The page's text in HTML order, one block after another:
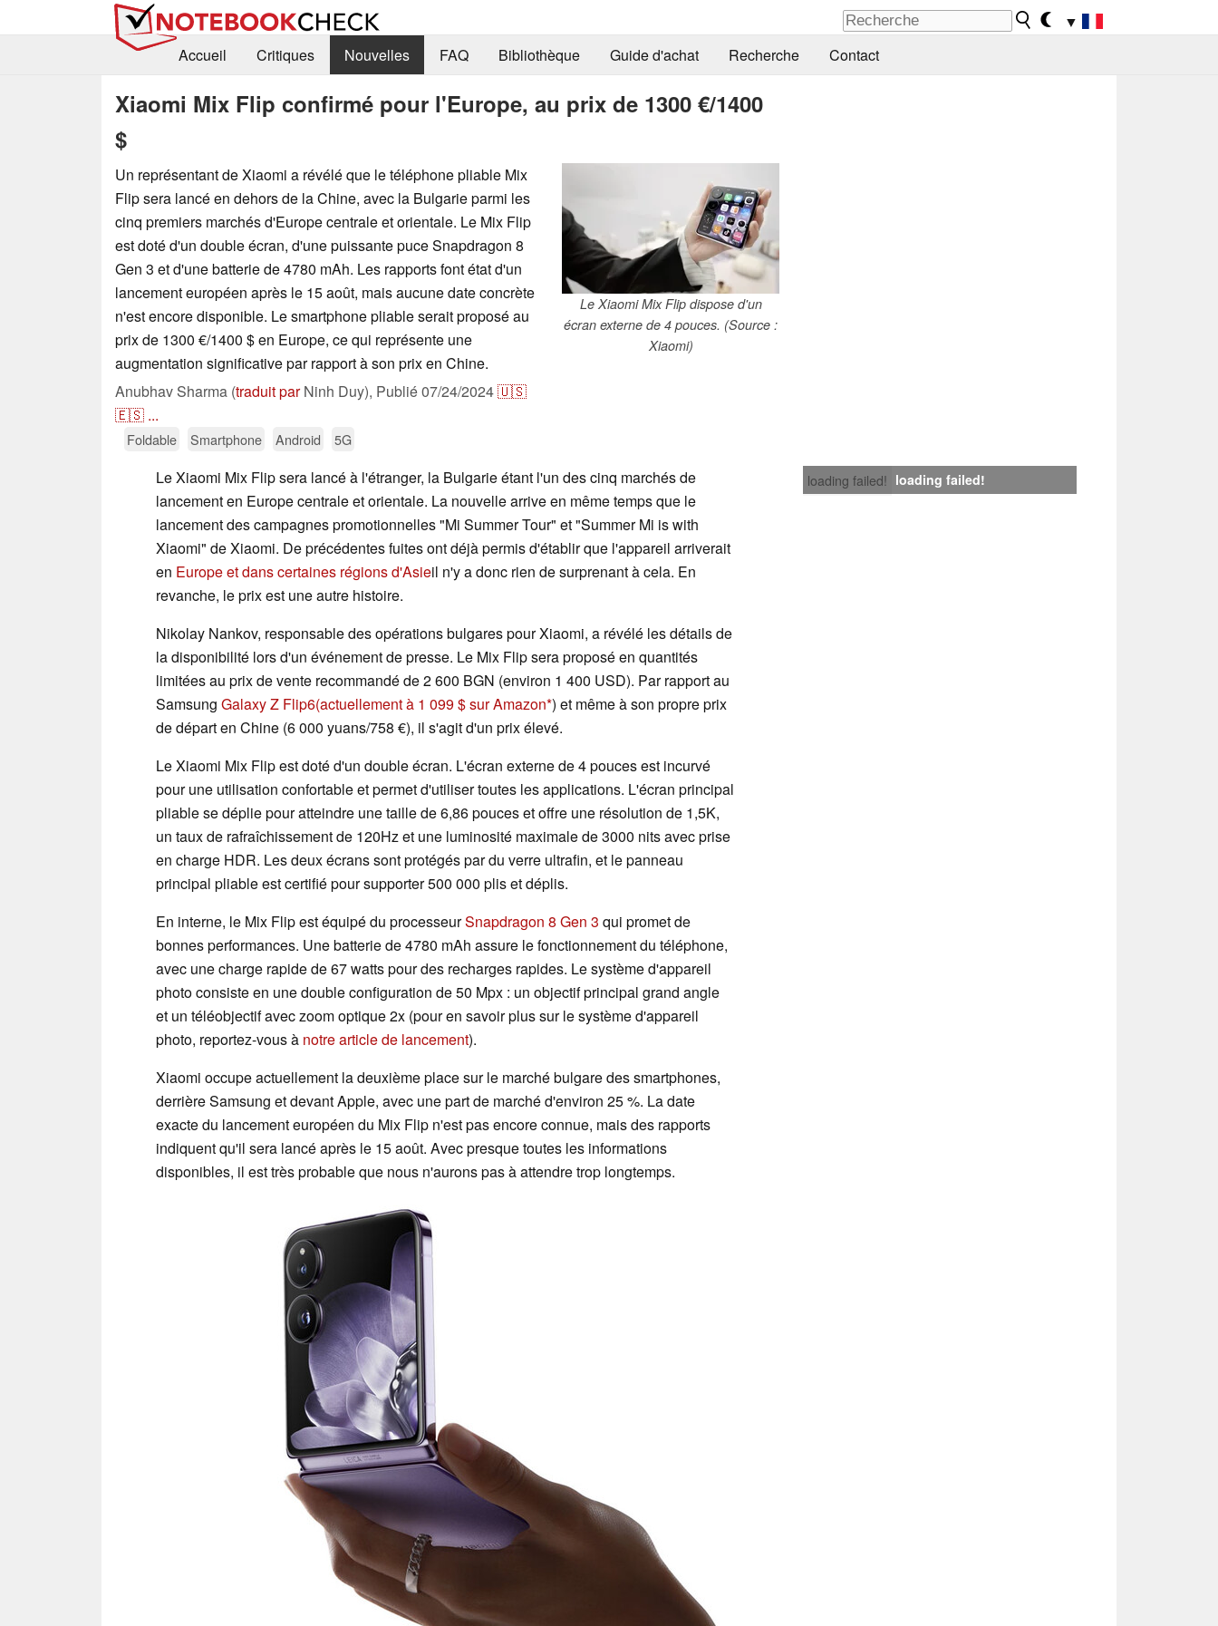
▼
Accueil
Critiques Nouvelles FAQ Bibliothèque Guide d'achat Recherche Contact
Xiaomi Mix Flip confirmé pour l'Europe, au prix de 1300 €/1400
$
Le Xiaomi Mix Flip dispose d'un
écran externe de 4 pouces. (Source :
Xiaomi)
Un représentant de Xiaomi a révélé que le téléphone pliable Mix
Flip sera lancé en dehors de la Chine, avec la Bulgarie parmi les
cinq premiers marchés d'Europe centrale et orientale. Le Mix Flip
est doté d'un double écran, d'une puissante puce Snapdragon 8
Gen 3 et d'une batterie de 4780 mAh. Les rapports font état d'un
lancement européen après le 15 août, mais aucune date concrète
n'est encore disponible. Le smartphone pliable serait proposé au
prix de 1300 €/1400 $ en Europe, ce qui représente une
augmentation significative par rapport à son prix en Chine.
Anubhav Sharma (traduit parNinh Duy), Publié07/24/2024🇺🇸
🇪🇸 ...
Foldable Smartphone Android 5G
loading failed! loading failed!
Le Xiaomi Mix Flip sera lancé à l'étranger, la Bulgarie étant l'un des cinq marchés de
lancement en Europe centrale et orientale. La nouvelle arrive en même temps que le
lancement des campagnes promotionnelles "Mi Summer Tour" et "Summer Mi is with
Xiaomi" de Xiaomi. De précédentes fuites ont déjà permis d'établir que l'appareil arriverait
en Europe et dans certaines régions d'Asieil n'y a donc rien de surprenant à cela. En
revanche, le prix est une autre histoire.
Nikolay Nankov, responsable des opérations bulgares pour Xiaomi, a révélé les détails de
la disponibilité lors d'un événement de presse. Le Mix Flip sera proposé en quantités
limitées au prix de vente recommandé de 2 600 BGN (environ 1 400 USD). Par rapport au
Samsung Galaxy Z Flip6(actuellement à 1 099 $ sur Amazon ) et même à son propre prix
de départ en Chine (6 000 yuans/758 €), il s'agit d'un prix élevé.
Le Xiaomi Mix Flip est doté d'un double écran. L'écran externe de 4 pouces est incurvé
pour une utilisation confortable et permet d'utiliser toutes les applications. L'écran principal
pliable se déplie pour atteindre une taille de 6,86 pouces et offre une résolution de 1,5K,
un taux de rafraîchissement de 120Hz et une luminosité maximale de 3000 nits avec prise
en charge HDR. Les deux écrans sont protégés par du verre ultrafin, et le panneau
principal pliable est certifié pour supporter 500 000 plis et déplis.
En interne, le Mix Flip est équipé du processeurSnapdragon 8 Gen 3 qui promet de
bonnes performances. Une batterie de 4780 mAh assure le fonctionnement du téléphone,
avec une charge rapide de 67 watts pour des recharges rapides. Le système d'appareil
photo consiste en une double configuration de 50 Mpx : un objectif principal grand angle
et un téléobjectif avec zoom optique 2x (pour en savoir plus sur le système d'appareil
photo, reportez-vous à notre article de lancement).
Xiaomi occupe actuellement la deuxième place sur le marché bulgare des smartphones,
derrière Samsung et devant Apple, avec une part de marché d'environ 25 %. La date
exacte du lancement européen du Mix Flip n'est pas encore connue, mais des rapports
indiquent qu'il sera lancé après le 15 août. Avec presque toutes les informations
disponibles, il est très probable que nous n'aurons pas à attendre trop longtemps.